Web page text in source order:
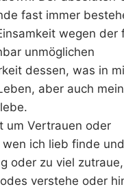
fast immer
wegen der
unmöglichen
dessen, was in
aber auch
um Vertrauen oder
ich lieb finde
oder zu viel
verstehe oder